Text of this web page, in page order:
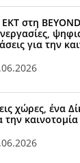
στη
για την
χώρες, ένα
την καινοτομία